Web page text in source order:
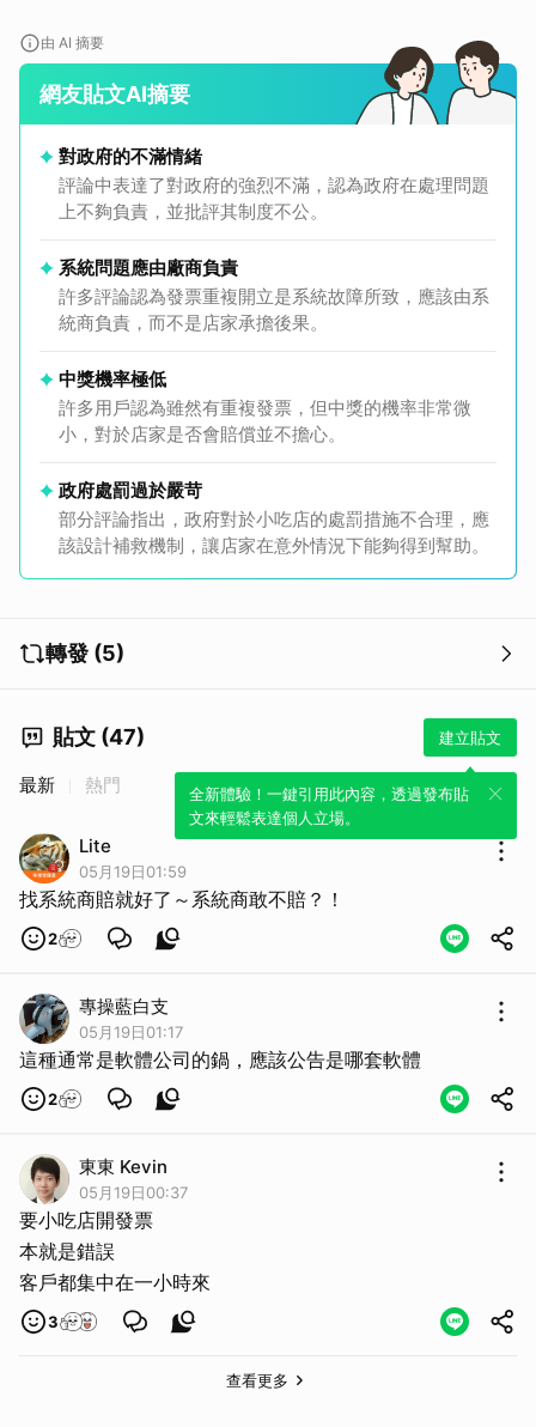
由 AI 摘要
網友貼文AI摘要
對政府的不滿情緒
評論中表達了對政府的強烈不滿，認為政府在處理問題
上不夠負責，並批評其制度不公。
系統問題應由廠商負責
許多評論認為發票重複開立是系統故障所致，應該由系
統商負責，而不是店家承擔後果。
中獎機率極低
許多用戶認為雖然有重複發票，但中獎的機率非常微
小，對於店家是否會賠償並不擔心。
政府處罰過於嚴苛
部分評論指出，政府對於小吃店的處罰措施不合理，應
該設計補救機制，讓店家在意外情況下能夠得到幫助。
轉發 (5)
貼文 (47) 建立貼文
全新體驗！一鍵引用此內容，透過發布貼
文來輕鬆表達個人立場。
最新 熱門
Lite
05月19日01:59
找系統商賠就好了～系統商敢不賠？！
2
專操藍白支
05月19日01:17
這種通常是軟體公司的鍋，應該公告是哪套軟體
2
東東 Kevin
05月19日00:37
要小吃店開發票
本就是錯誤
客戶都集中在一小時來
3
查看更多
取消